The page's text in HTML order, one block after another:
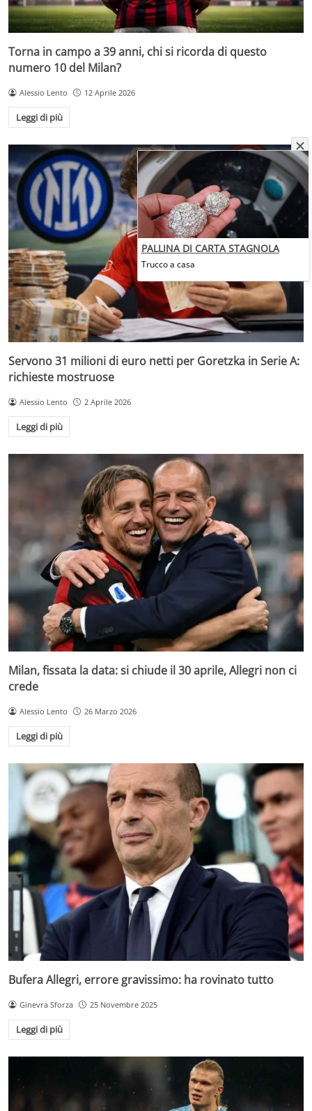
Torna in campo a 39 anni, chi si ricorda di questo
numero 10 del Milan?
Alessio Lento 12 Aprile 2026
Leggi di più
Servono 31 milioni di euro netti per Goretzka in Serie A:
richieste mostruose
Alessio Lento 2 Aprile 2026
Leggi di più
Milan, fissata la data: si chiude il 30 aprile, Allegri non ci
crede
Alessio Lento 26 Marzo 2026
Leggi di più
Bufera Allegri, errore gravissimo: ha rovinato tutto
Ginevra Sforza 25 Novembre 2025
Leggi di più
PALLINA DI CARTA STAGNOLA
Trucco a casa